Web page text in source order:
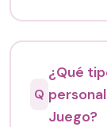
Q
¿Qué
Juego?